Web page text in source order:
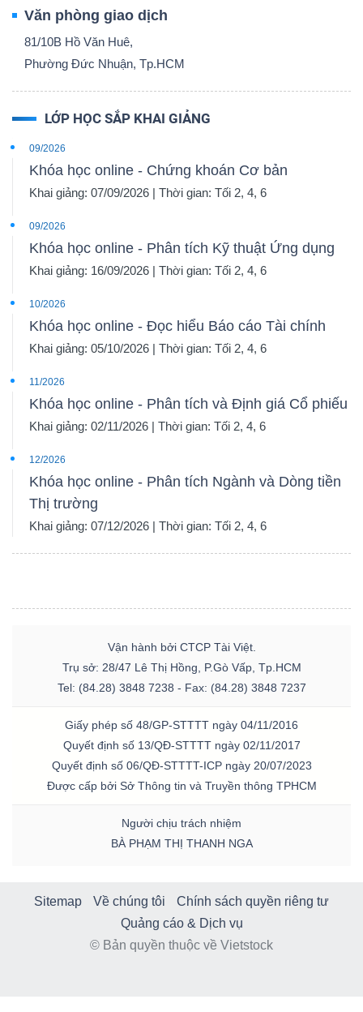
Văn phòng giao dịch
81/10B Hồ Văn Huê,
Phường Đức Nhuận, Tp.HCM
LỚP HỌC SẮP KHAI GIẢNG
09/2026
Khóa học online - Chứng khoán Cơ bản
Khai giảng: 07/09/2026 | Thời gian: Tối 2, 4, 6
09/2026
Khóa học online - Phân tích Kỹ thuật Ứng dụng
Khai giảng: 16/09/2026 | Thời gian: Tối 2, 4, 6
10/2026
Khóa học online - Đọc hiểu Báo cáo Tài chính
Khai giảng: 05/10/2026 | Thời gian: Tối 2, 4, 6
11/2026
Khóa học online - Phân tích và Định giá Cổ phiếu
Khai giảng: 02/11/2026 | Thời gian: Tối 2, 4, 6
12/2026
Khóa học online - Phân tích Ngành và Dòng tiền
Thị trường
Khai giảng: 07/12/2026 | Thời gian: Tối 2, 4, 6
Vận hành bởi CTCP Tài Việt.
Trụ sở: 28/47 Lê Thị Hồng, P.Gò Vấp, Tp.HCM
Tel: (84.28) 3848 7238 - Fax: (84.28) 3848 7237
Giấy phép số 48/GP-STTTT ngày 04/11/2016
Quyết định số 13/QĐ-STTTT ngày 02/11/2017
Quyết định số 06/QĐ-STTTT-ICP ngày 20/07/2023
Được cấp bởi Sở Thông tin và Truyền thông TPHCM
Người chịu trách nhiệm
BÀ PHẠM THỊ THANH NGA
Sitemap Về chúng tôi
Chính sách quyền riêng tư
Quảng cáo & Dịch vụ
© Bản quyền thuộc về Vietstock